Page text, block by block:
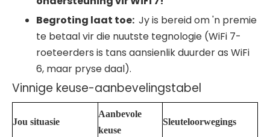
Begroting laat toe: Jy is bereid om 'n premie
te betaal vir die nuutste tegnologie (WiFi 7-
roeteerders is tans aansienlik duurder as WiFi
6, maar pryse daal).
Vinnige keuse-aanbevelingstabel
Jou situasie
Aanbevole
keuse
Sleuteloorwegings